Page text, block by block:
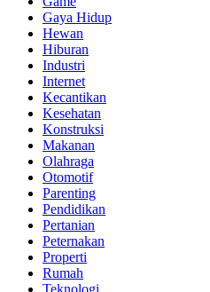
Gaya Hidup
Hewan
Hiburan
Industri
Internet
Kecantikan
Kesehatan
Konstruksi
Makanan
Olahraga
Otomotif
Parenting
Pendidikan
Pertanian
Peternakan
Properti
Rumah